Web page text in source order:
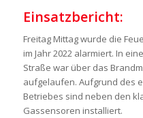
Einsatzbericht:
Freitag Mittag wurde die
im Jahr 2022 alarmiert. In
Straße war über das
aufgelaufen. Aufgrund des
Betriebes sind neben den
Gassensoren installiert.